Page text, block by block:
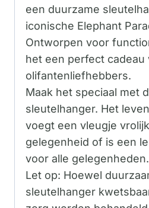
een duurzame
iconische Elephant
Ontworpen voor
het een perfect cadeau
olifantenliefhebbers.
Maak het speciaal met
sleutelhanger. Het
voegt een vleugje
gelegenheid of is een
voor alle gelegenheden.
Let op: Hoewel
sleutelhanger